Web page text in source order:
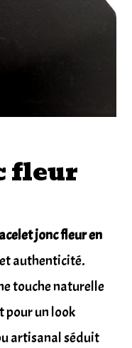
fleur
jonc fleur en
authenticité.
touche naturelle
pour un look
artisanal séduit